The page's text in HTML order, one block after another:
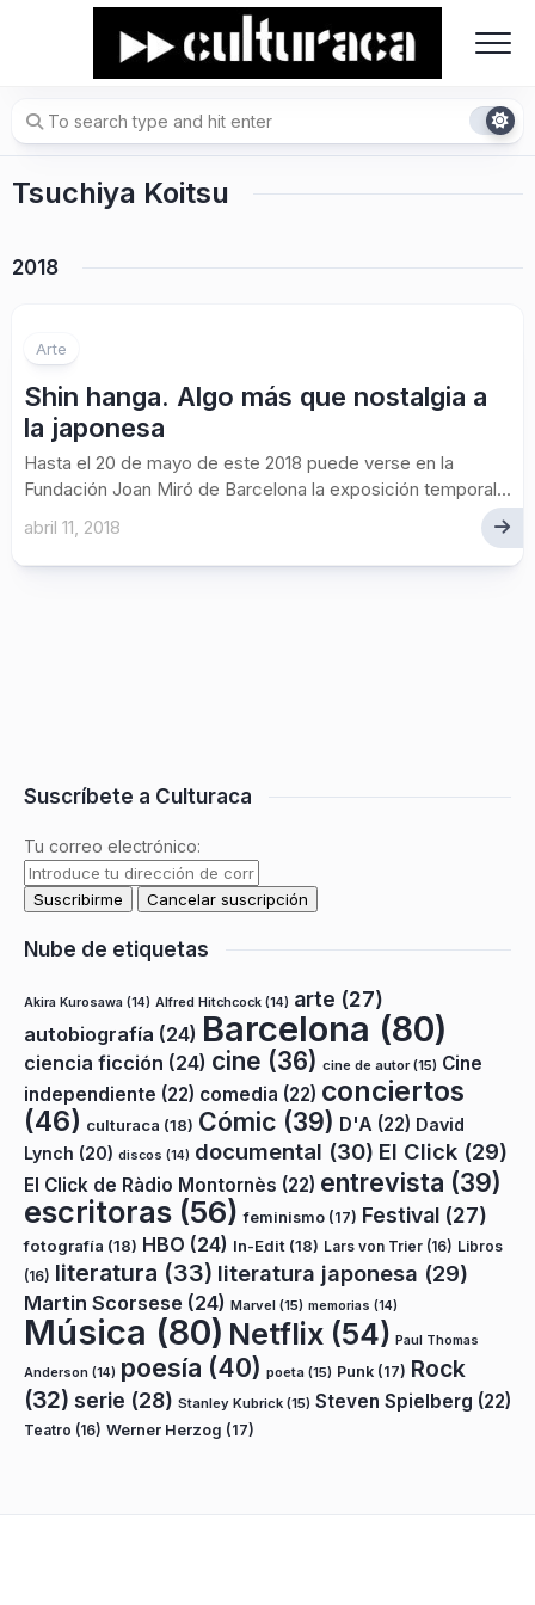
Tsuchiya Koitsu
2018
Arte
Shin hanga. Algo más que nostalgia a
la japonesa
Hasta el 20 de mayo de este 2018 puede verse en la
Fundación Joan Miró de Barcelona la exposición temporal...
abril 11, 2018
Suscríbete a Culturaca
Tu correo electrónico:
Nube de etiquetas
Akira Kurosawa (14) Alfred Hitchcock (14) arte (27)
autobiografía (24) Barcelona (80)
ciencia ficción (24) cine (36) cine de autor(15) Cine
independiente (22) comedia (22) conciertos
(46) culturaca (18) Cómic (39) D'A (22) David
Lynch (20) discos (14) documental (30) El Click (29)
El Click de Ràdio Montornès (22) entrevista (39)
escritoras (56) feminismo (17) Festival (27)
fotografía (18) HBO (24) In-Edit (18) Lars von Trier (16) Libros
(16) literatura (33) literatura japonesa (29)
Martin Scorsese (24) Marvel (15) memorias (14)
Música (80) Netflix (54) Paul Thomas
Anderson (14) poesía (40) poeta (15) Punk (17) Rock
(32) serie (28) Stanley Kubrick (15) Steven Spielberg (22)
Teatro (16) Werner Herzog (17)